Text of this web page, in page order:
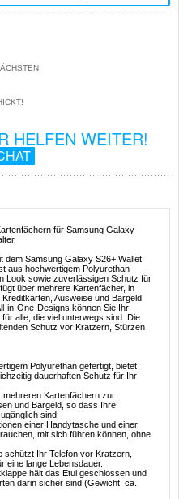
HELFEN WEITER!
für Samsung Galaxy
dem Samsung Galaxy S26+ Wallet
aus hochwertigem Polyurethan
Look sowie zuverlässigen Schutz für
über mehrere Kartenfächer, in
Ausweise und Bargeld
in-One-Designs können Sie Ihr
alle, die viel unterwegs sind. Die
Schutz vor Kratzern, Stürzen
Polyurethan gefertigt, bietet
dauerhaften Schutz für Ihr
mehreren Kartenfächern zur
und Bargeld, so dass Ihre
sind.
einer Handytasche und einer
mit sich führen können, ohne
Ihr Telefon vor Kratzern,
eine lange Lebensdauer.
hält das Etui geschlossen und
darin sicher sind (Gewicht: ca.